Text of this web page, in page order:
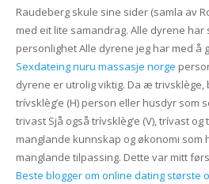
Raudeberg skule sine sider (samla av
med eit lite samandrag. Alle dyrene har
personlighet Alle dyrene jeg har med å
Sexdateing nuru massasje norge
dyrene er utrolig viktig. Da æ trivsklège,
trívsklèg’e (H) person eller husdyr som
trivast Sjå også trívsklèg’e (V), trívast
manglande kunnskap og økonomi som
manglande tilpassing. Dette var mitt
Beste blogger om online dating største